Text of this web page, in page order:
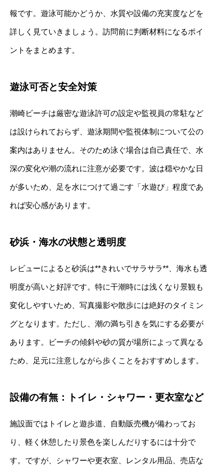
報です。遊泳可能かどうか、水質や設備の充実度などを
詳しく見ていきましょう。訪問前に判断材料になるポイ
ントをまとめます。
遊泳可否と安全対策
潮崎ビーチは厳密な遊泳許可の設定や監視員の常駐など
は設けられておらず、遊泳期間や監視体制について公の
案内はありません。そのため泳ぐ場合は自己責任で、水
深の変化や潮の流れに注意が必要です。波は穏やかな日
が多いため、足を水につけて過ごす「水遊び」程度であ
れば安心感があります。
砂浜・海水の状態と透明度
レビューによると砂浜は**きれいでサラサラ**、海水も透
明度が高いと好評です。特に干潮時には浅くなり景観も
変化しやすいため、写真撮影や散歩には絶好のタイミン
グとなります。ただし、潮の満ち引きを気にする必要が
あります。ビーチの傾斜や砂の質が場所によって異なる
ため、足元に注意しながら歩くことをおすすめします。
設備の有無：トイレ・シャワー・更衣室など
施設面ではトイレと遊歩道、自動販売機が備わってお
り、軽く休憩したり景色を楽しんだりするには十分で
す。ですが、シャワーや更衣室、レンタル用品、売店な